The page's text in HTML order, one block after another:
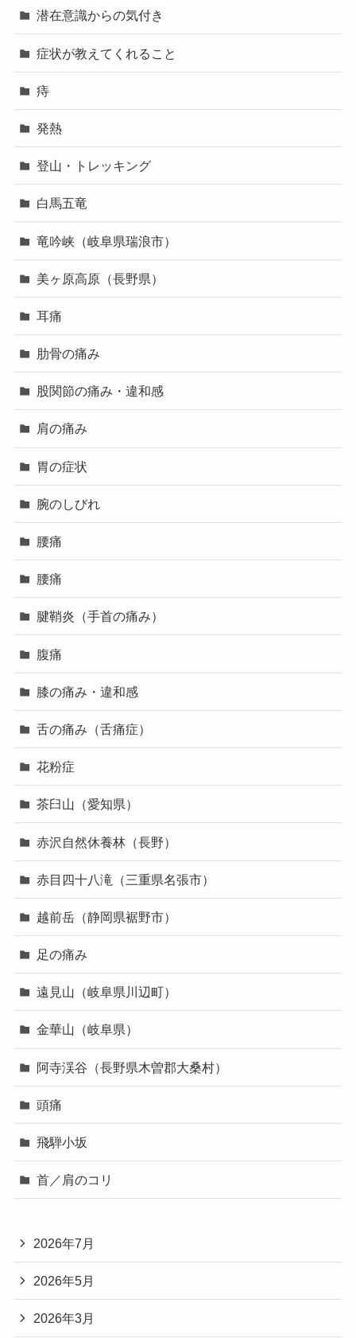
潜在意識からの気付き
症状が教えてくれること
痔
発熱
登山・トレッキング
白馬五竜
竜吟峡（岐阜県瑞浪市）
美ヶ原高原（長野県）
耳痛
肋骨の痛み
股関節の痛み・違和感
肩の痛み
胃の症状
腕のしびれ
腰痛
腰痛
腱鞘炎（手首の痛み）
腹痛
膝の痛み・違和感
舌の痛み（舌痛症）
花粉症
茶臼山（愛知県）
赤沢自然休養林（長野）
赤目四十八滝（三重県名張市）
越前岳（静岡県裾野市）
足の痛み
遠見山（岐阜県川辺町）
金華山（岐阜県）
阿寺渓谷（長野県木曽郡大桑村）
頭痛
飛騨小坂
首／肩のコリ
2026年7月
2026年5月
2026年3月